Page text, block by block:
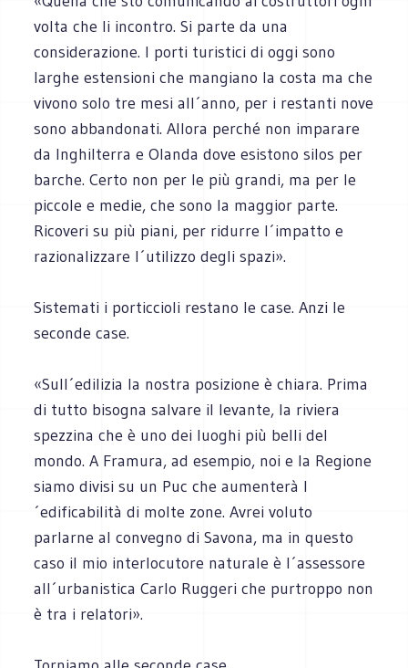
volta che li incontro. Si parte da una
considerazione. I porti turistici di oggi sono
larghe estensioni che mangiano la costa ma che
vivono solo tre mesi all´anno, per i restanti nove
sono abbandonati. Allora perché non imparare
da Inghilterra e Olanda dove esistono silos per
barche. Certo non per le più grandi, ma per le
piccole e medie, che sono la maggior parte.
Ricoveri su più piani, per ridurre l´impatto e
razionalizzare l´utilizzo degli spazi».
Sistemati i porticcioli restano le case. Anzi le
seconde case.
«Sull´edilizia la nostra posizione è chiara. Prima
di tutto bisogna salvare il levante, la riviera
spezzina che è uno dei luoghi più belli del
mondo. A Framura, ad esempio, noi e la Regione
siamo divisi su un Puc che aumenterà l
´edificabilità di molte zone. Avrei voluto
parlarne al convegno di Savona, ma in questo
caso il mio interlocutore naturale è l´assessore
all´urbanistica Carlo Ruggeri che purtroppo non
è tra i relatori».